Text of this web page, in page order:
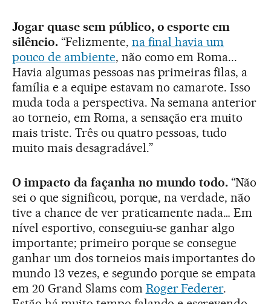
Jogar quase sem público, o esporte em
silêncio. “Felizmente, na final havia um
pouco de ambiente, não como em Roma...
Havia algumas pessoas nas primeiras filas, a
família e a equipe estavam no camarote. Isso
muda toda a perspectiva. Na semana anterior
ao torneio, em Roma, a sensação era muito
mais triste. Três ou quatro pessoas, tudo
muito mais desagradável.”
O impacto da façanha no mundo todo.“Não
sei o que significou, porque, na verdade, não
tive a chance de ver praticamente nada… Em
nível esportivo, conseguiu-se ganhar algo
importante; primeiro porque se consegue
ganhar um dos torneios mais importantes do
mundo 13 vezes, e segundo porque se empata
em 20 Grand Slams com Roger Federer.